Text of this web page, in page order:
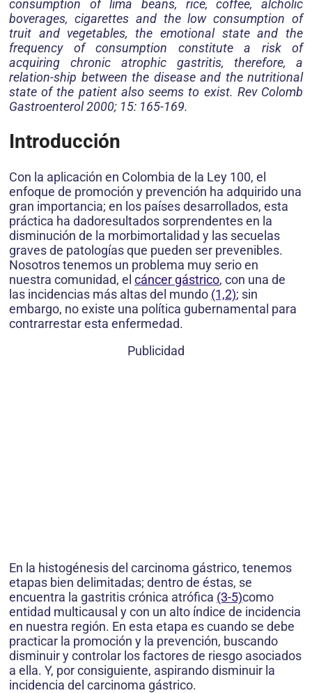
consumption of lima beans, rice, coffee, alcholic
boverages, cigarettes and the low consumption of
truit and vegetables, the emotional state and the
frequency of consumption constitute a risk of
acquiring chronic atrophic gastritis, therefore, a
relation-ship between the disease and the nutritional
state of the patient also seems to exist. Rev Colomb
Gastroenterol 2000; 15: 165-169.
Introducción
Con la aplicación en Colombia de la Ley 100, el
enfoque de promoción y prevención ha adquirido una
gran importancia; en los países desarrollados, esta
práctica ha dadoresultados sorprendentes en la
disminución de la morbimortalidad y las secuelas
graves de patologías que pueden ser prevenibles.
Nosotros tenemos un problema muy serio en
nuestra comunidad, el cáncer gástrico, con una de
las incidencias más altas del mundo (1,2); sin
embargo, no existe una política gubernamental para
contrarrestar esta enfermedad.
Publicidad
En la histogénesis del carcinoma gástrico, tenemos
etapas bien delimitadas; dentro de éstas, se
encuentra la gastritis crónica atrófica (3-5)como
entidad multicausal y con un alto índice de incidencia
en nuestra región. En esta etapa es cuando se debe
practicar la promoción y la prevención, buscando
disminuir y controlar los factores de riesgo asociados
a ella. Y, por consiguiente, aspirando disminuir la
incidencia del carcinoma gástrico.